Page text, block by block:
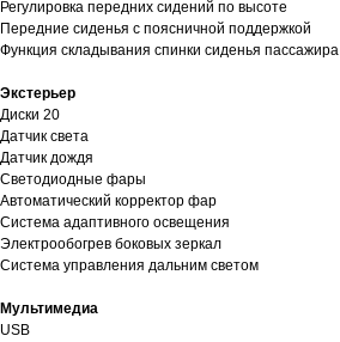
Регулировка передних сидений по высоте
Передние сиденья с поясничной поддержкой
Функция складывания спинки сиденья пассажира
Экстерьер
Диски 20
Датчик света
Датчик дождя
Светодиодные фары
Автоматический корректор фар
Система адаптивного освещения
Электрообогрев боковых зеркал
Система управления дальним светом
Мультимедиа
USB